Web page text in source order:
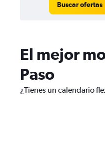
Buscar ofertas
El mejor
Paso
¿Tienes un calendario